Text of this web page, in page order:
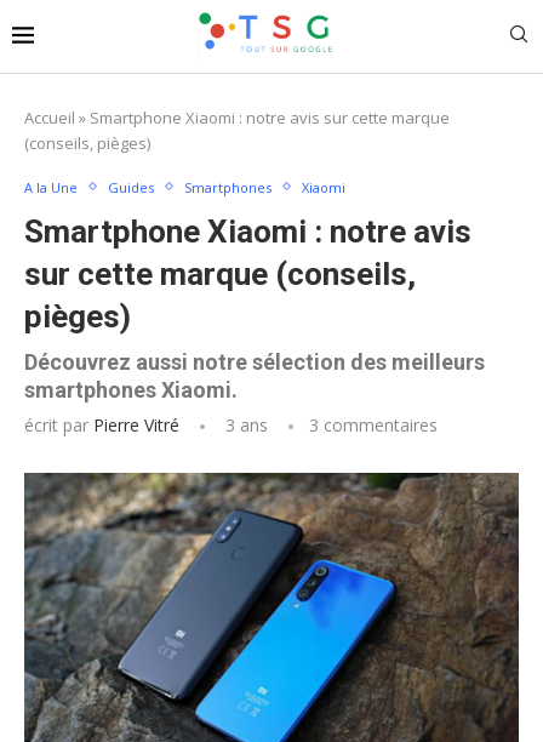
Accueil » Smartphone Xiaomi : notre avis sur cette marque
(conseils, pièges)
A la Une Guides Smartphones Xiaomi
Smartphone Xiaomi : notre avis
sur cette marque (conseils,
pièges)
Découvrez aussi notre sélection des meilleurs
smartphones Xiaomi.
écrit par Pierre Vitré 3 ans 3 commentaires